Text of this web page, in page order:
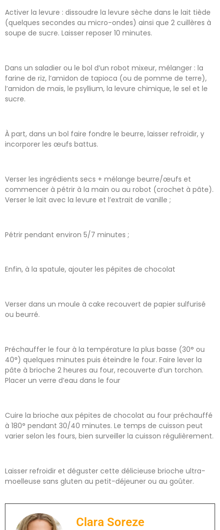
Activer la levure : dissoudre la levure sèche dans le lait tiède
(quelques secondes au micro-ondes) ainsi que 2 cuillères à
soupe de sucre. Laisser reposer 10 minutes.
Dans un saladier ou le bol d’un robot mixeur, mélanger : la
farine de riz, l’amidon de tapioca (ou de pomme de terre),
l’amidon de maïs, le psyllium, la levure chimique, le sel et le
sucre.
À part, dans un bol faire fondre le beurre, laisser refroidir, y
incorporer les œufs battus.
Verser les ingrédients secs + mélange beurre/œufs et
commencer à pétrir à la main ou au robot (crochet à pâte).
Verser le lait avec la levure et l’extrait de vanille ;
Pétrir pendant environ 5/7 minutes ;
Enfin, à la spatule, ajouter les pépites de chocolat
Verser dans un moule à cake recouvert de papier sulfurisé
ou beurré.
Préchauffer le four à la température la plus basse (30° ou
40°) quelques minutes puis éteindre le four. Faire lever la
pâte à brioche 2 heures au four, recouverte d’un torchon.
Placer un verre d’eau dans le four
Cuire la brioche aux pépites de chocolat au four préchauffé
à 180° pendant 30/40 minutes. Le temps de cuisson peut
varier selon les fours, bien surveiller la cuisson régulièrement.
Laisser refroidir et déguster cette délicieuse brioche ultra-
moelleuse sans gluten au petit-déjeuner ou au goûter.
Clara Soreze